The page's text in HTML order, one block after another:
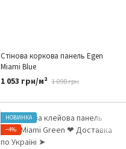
Стінова коркова панель Egen
Miami Blue
1 053 грн/м² 1 098 грн
НОВИНКА
−4%